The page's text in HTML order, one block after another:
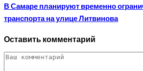
В Самаре планируют временно
транспорта на улице Литвинова
Оставить комментарий